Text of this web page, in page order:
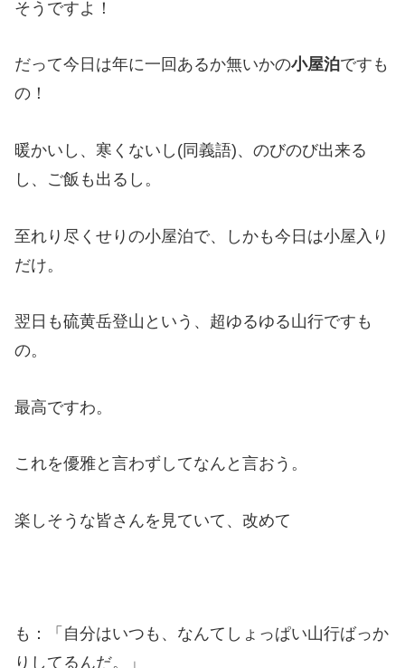
そうですよ！
だって今日は年に一回あるか無いかの小屋泊ですも
の！
暖かいし、寒くないし(同義語)、のびのび出来る
し、ご飯も出るし。
至れり尽くせりの小屋泊で、しかも今日は小屋入り
だけ。
翌日も硫黄岳登山という、超ゆるゆる山行ですも
の。
最高ですわ。
これを優雅と言わずしてなんと言おう。
楽しそうな皆さんを見ていて、改めて
も：「自分はいつも、なんてしょっぱい山行ばっか
りしてるんだ。」